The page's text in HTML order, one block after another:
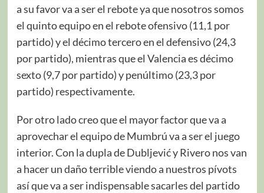
a su favor va a ser el rebote ya que nosotros somos
el quinto equipo en el rebote ofensivo (11,1 por
partido) y el décimo tercero en el defensivo (24,3
por partido), mientras que el Valencia es décimo
sexto (9,7 por partido) y penúltimo (23,3 por
partido) respectivamente.
Por otro lado creo que el mayor factor que va a
aprovechar el equipo de Mumbrú va a ser el juego
interior. Con la dupla de Dubljević y Rivero nos van
a hacer un daño terrible viendo a nuestros pívots
así que va a ser indispensable sacarles del partido